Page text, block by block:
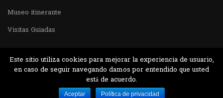
Museo itinerante
Visitas Guiadas
Desarrollado por MJTEC.
Este sitio utiliza cookies para mejorar la experiencia de usuario,
en caso de seguir navegando damos por entendido que usted
está de acuerdo.
Aceptar Política de privacidad